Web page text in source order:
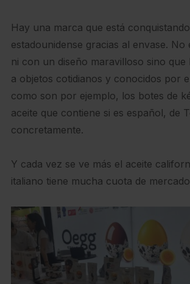
Hay una marca que está
estadounidense gracias al envase. No
ni con un diseño maravilloso sino
a objetos cotidianos y conocidos por
como son por ejemplo, los botes de
aceite que contiene si es español, de
concretamente.
Y cada vez se ve más el aceite
italiano tiene mucha cuota de